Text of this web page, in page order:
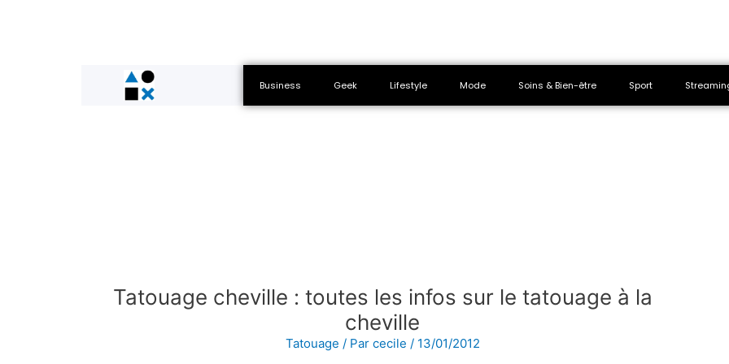
Business Geek Lifestyle Mode Soins & Bien-être Sport
Tatouage cheville : toutes les infos sur le tatouage à la
cheville
Tatouage / Par cecile / 13/01/2012